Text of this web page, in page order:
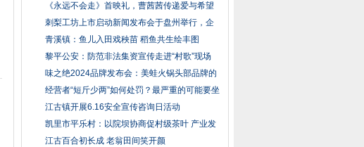
《永远不会走》首映礼，曹茜茜传递爱与希望
刺梨工坊上市启动新闻发布会于盘州举行，企
业计
青溪镇：鱼儿入田戏秧苗 稻鱼共生绘丰图
黎平公安：防范非法集资宣传走进“村歌”现场
味之绝2024品牌发布会：美蛙火锅头部品牌的
破局
经营者“短斤少两”如何处罚？最严重的可能要坐
江古镇开展6.16安全宣传咨询日活动
凯里市平乐村：以院坝协商促村级茶叶 产业发
展
江古百合初长成 老翁田间笑开颜